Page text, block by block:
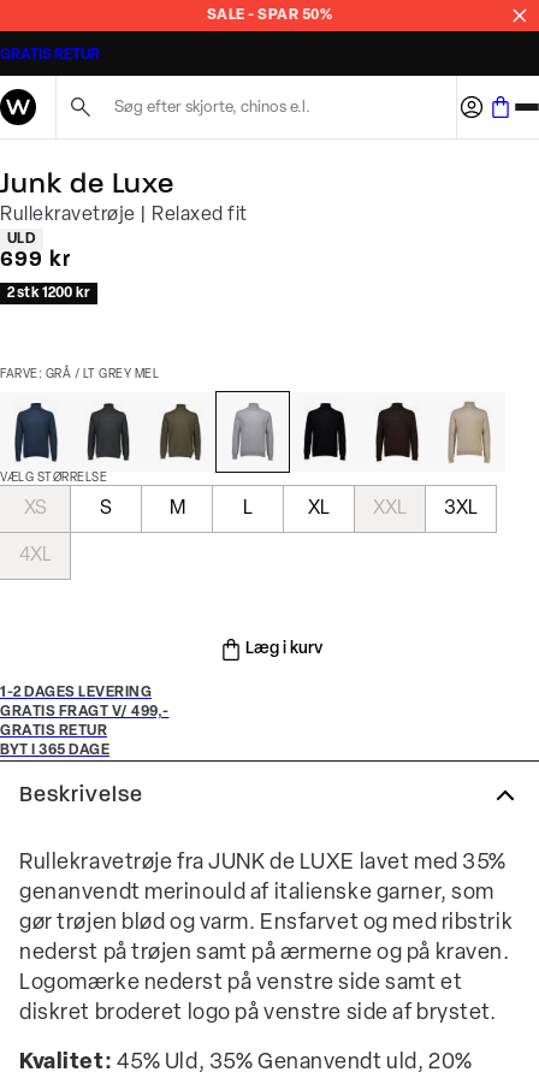
SALE - SPAR 50%
GRATIS RETUR
Junk de Luxe
Rullekravetrøje | Relaxed fit
Produkt egenskaber
ULD
I alt (inkl. rabat)
699 kr
2 stk 1200 kr
FARVE: GRÅ / LT GREY MEL
VÆLG STØRRELSE
XS S M L XL XXL 3XL
4XL
Læg i kurv
1-2 DAGES LEVERING
GRATIS FRAGT V/ 499,-
GRATIS RETUR
BYT I 365 DAGE
Beskrivelse
Rullekravetrøje fra JUNK de LUXE lavet med 35%
genanvendt merinould af italienske garner, som
gør trøjen blød og varm. Ensfarvet og med ribstrik
nederst på trøjen samt på ærmerne og på kraven.
Logomærke nederst på venstre side samt et
diskret broderet logo på venstre side af brystet.
Kvalitet: 45% Uld, 35% Genanvendt uld, 20%